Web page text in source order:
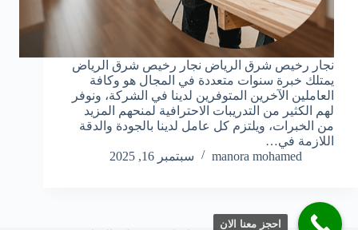
نجار رخيص شرق الرياض نجار رخيص شرق الرياض
يمتلك خبرة سنوات متعددة في المجال هو وكافة
العاملين الآخرين المتوفرين لدينا في الشركة، ونوفر
لهم الكثير من التدريبات الاحترافية لمنحهم المزيد
من الخبرات، ويلتزم كل عامل لدينا بالجودة والدقة
اللازمة في…
manora mohamed
سبتمبر 16, 2025
احجز معنا الان